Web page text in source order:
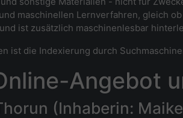
maschinellen Lernverfahren, gleich
ist zusätzlich maschinenlesbar
ist die Indexierung durch
Angebot
(Inhaberin: